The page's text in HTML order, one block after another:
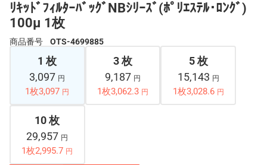
ﾘｷｯﾄﾞﾌｨﾙﾀｰﾊﾞｯｸﾞNBｼﾘｰｽﾞ(ﾎﾟﾘｴｽﾃﾙ･ﾛﾝｸﾞ)
100μ 1枚
商品番号 OTS-4699885
1 枚
3,097 円
1枚3,097 円
3 枚
9,187 円
1枚3,062.3 円
5 枚
15,143 円
1枚3,028.6 円
10 枚
29,957 円
1枚2,995.7 円